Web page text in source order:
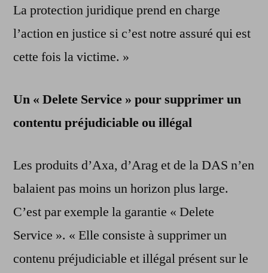
La protection juridique prend en charge
l’action en justice si c’est notre assuré qui est
cette fois la victime. »
Un « Delete Service » pour supprimer un
contentu préjudiciable ou illégal
Les produits d’Axa, d’Arag et de la DAS n’en
balaient pas moins un horizon plus large.
C’est par exemple la garantie « Delete
Service ». « Elle consiste à supprimer un
contenu préjudiciable et illégal présent sur le